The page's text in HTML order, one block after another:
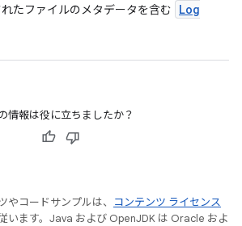
たファイルのメタデータを含む
Log
情報は役に立ちましたか？
やコードサンプルは、
コンテンツ ライセンス
います。Java および OpenJDK は Oracle およ